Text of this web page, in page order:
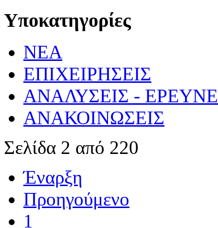
Υποκατηγορίες
ΝΕΑ
ΕΠΙΧΕΙΡΗΣΕΙΣ
ΑΝΑΛΥΣΕΙΣ -
ΑΝΑΚΟΙΝΩΣΕΙΣ
Σελίδα 2 από 220
Έναρξη
Προηγούμενο
1